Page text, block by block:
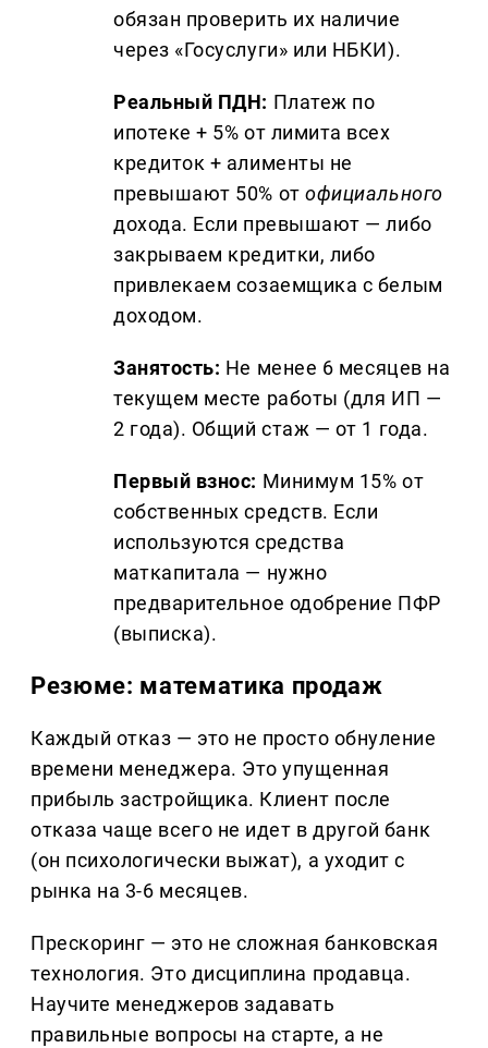
обязан проверить их наличие
через «Госуслуги» или НБКИ).
Реальный ПДН: Платеж по
ипотеке + 5% от лимита всех
кредиток + алименты не
превышают 50% отофициального
дохода. Если превышают — либо
закрываем кредитки, либо
привлекаем созаемщика с белым
доходом.
Занятость: Не менее 6 месяцев на
текущем месте работы (для ИП —
2 года). Общий стаж — от 1 года.
Первый взнос: Минимум 15% от
собственных средств. Если
используются средства
маткапитала — нужно
предварительное одобрение ПФР
(выписка).
Резюме: математика продаж
Каждый отказ — это не просто обнуление
времени менеджера. Это упущенная
прибыль застройщика. Клиент после
отказа чаще всего не идет в другой банк
(он психологически выжат), а уходит с
рынка на 3-6 месяцев.
Прескоринг — это не сложная банковская
технология. Это дисциплина продавца.
Научите менеджеров задавать
правильные вопросы на старте, а не